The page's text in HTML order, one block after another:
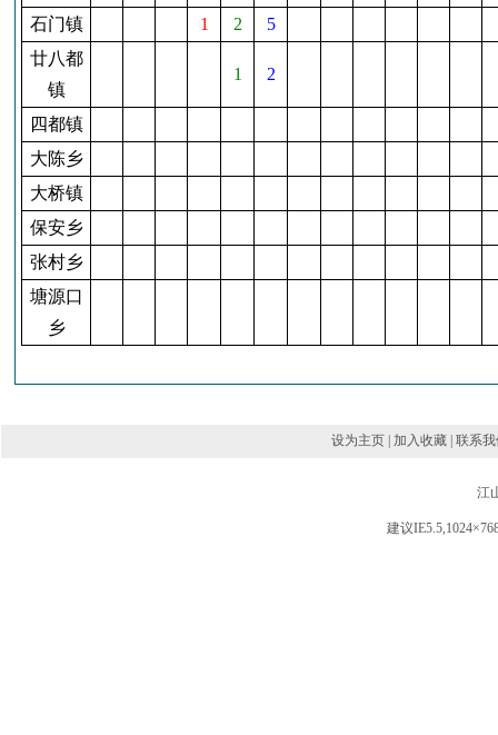
石门镇
1 2
5
廿八都
镇
1 2
四都镇
大陈乡
大桥镇
保安乡
张村乡
塘源口
乡
设为主页 | 加入收藏 | 联系
江
建议